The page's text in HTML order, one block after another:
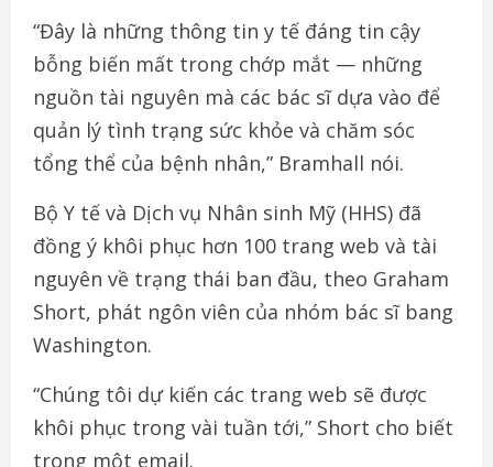
“Đây là những thông tin y tế đáng tin cậy
bỗng biến mất trong chớp mắt — những
nguồn tài nguyên mà các bác sĩ dựa vào để
quản lý tình trạng sức khỏe và chăm sóc
tổng thể của bệnh nhân,” Bramhall nói.
Bộ Y tế và Dịch vụ Nhân sinh Mỹ (HHS) đã
đồng ý khôi phục hơn 100 trang web và tài
nguyên về trạng thái ban đầu, theo Graham
Short, phát ngôn viên của nhóm bác sĩ bang
Washington.
“Chúng tôi dự kiến các trang web sẽ được
khôi phục trong vài tuần tới,” Short cho biết
trong một email.